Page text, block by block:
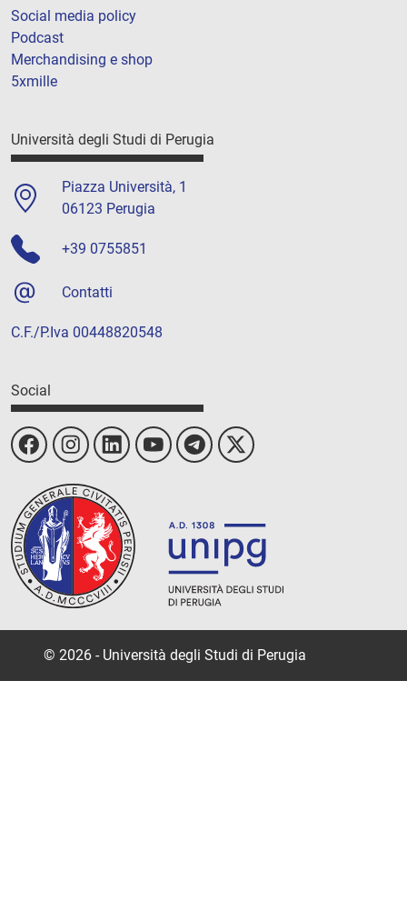
Social media policy
Podcast
Merchandising e shop
5xmille
Università degli Studi di Perugia
Piazza Università, 1
06123 Perugia
+39 0755851
Contatti
C.F./P.Iva 00448820548
Social
© 2026 - Università degli Studi di Perugia